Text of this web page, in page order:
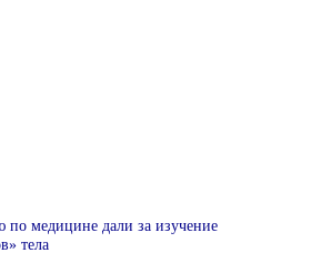
медицине дали за изучение
тела